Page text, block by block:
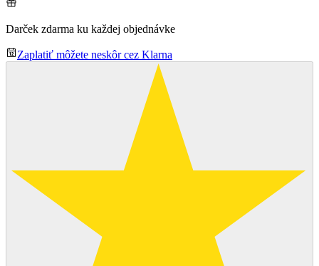
Darček zdarma ku každej objednávke
Zaplatiť môžete neskôr cez Klarna